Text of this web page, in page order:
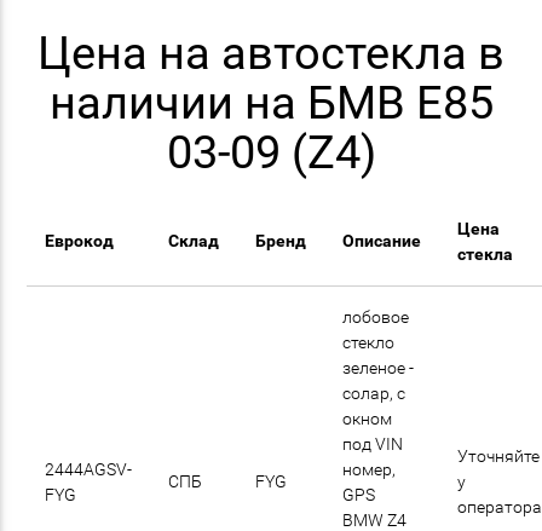
Цена на автостекла в
наличии на БМВ E85
03-09 (Z4)
Еврокод Склад Бренд Описание
Цена
стекла
2444AGSV-
FYG
СПБ FYG
лобовое
стекло
зеленое -
солар, с
окном
под VIN
номер,
GPS
BMW Z4
Уточняйте
у
оператора